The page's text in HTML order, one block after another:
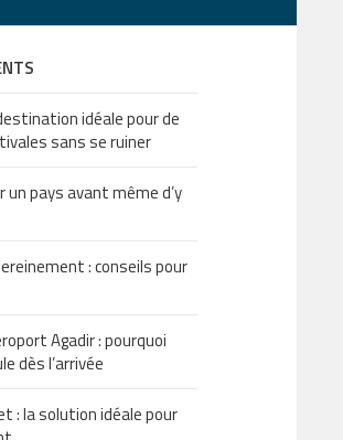
idéale pour de
sans se ruiner
pays avant même d’y
: conseils pour
Agadir : pourquoi
dès l’arrivée
: la solution idéale pour